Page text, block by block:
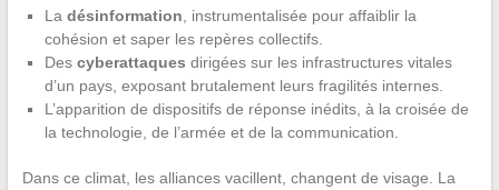
La désinformation , instrumentalisée pour affaiblir la
cohésion et saper les repères collectifs.
Des cyberattaques dirigées sur les infrastructures vitales
d’un pays, exposant brutalement leurs fragilités internes.
L’apparition de dispositifs de réponse inédits, à la croisée de
la technologie, de l’armée et de la communication.
Dans ce climat, les alliances vacillent, changent de visage. La